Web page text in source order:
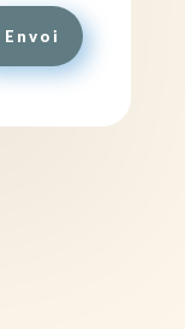
Envoi